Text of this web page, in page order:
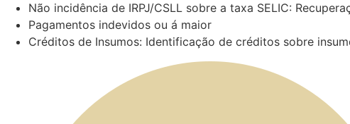
​Não incidência de IRPJ/CSLL sobre a taxa SELIC:
Pagamentos indevidos ou á maior
​Créditos de Insumos: Identificação de créditos sobre